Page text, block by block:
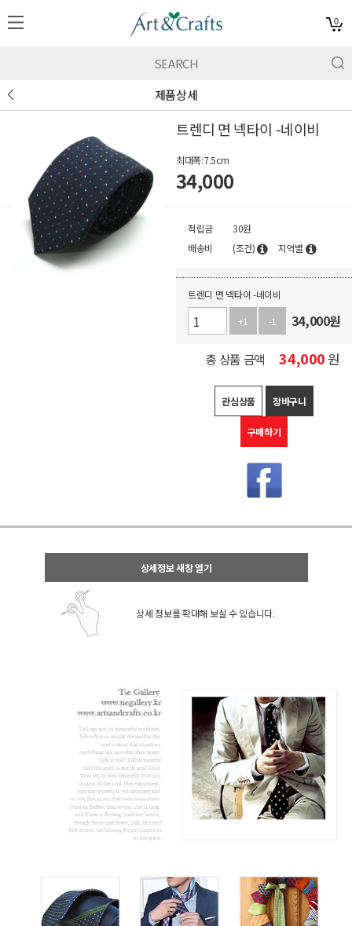
0
제품상세
트렌디 면 넥타이 -네이비
최대폭:7.5cm
34,000
적립금
30원
배송비
(조건) 지역별
트렌디 면 넥타이 -네이비
+1
-1 34,000원
총 상품 금액 34,000원
관심상품 장바구니
구매하기
상세정보 새창 열기
상세 정보를 확대해 보실 수 있습니다.